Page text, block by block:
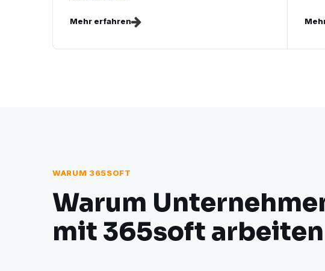
Mehr erfahren
WARUM 365SOFT
Warum
mit 365soft arbeiten